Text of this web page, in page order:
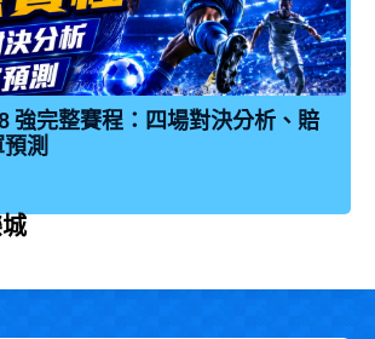
強完整賽程：四場對決分析、賠
測